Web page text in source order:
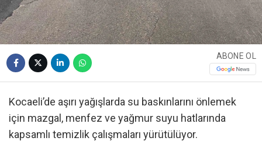
ABONE OL
Kocaeli’de aşırı yağışlarda su baskınlarını önlemek
için mazgal, menfez ve yağmur suyu hatlarında
kapsamlı temizlik çalışmaları yürütülüyor.